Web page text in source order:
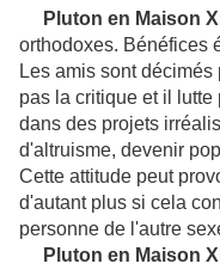
Pluton en Maison
orthodoxes. Bénéfices
Les amis sont
pas la critique et il lutte
dans des projets
d'altruisme, devenir
Cette attitude peut
d'autant plus si cela
personne de l'autre
Pluton en Maison